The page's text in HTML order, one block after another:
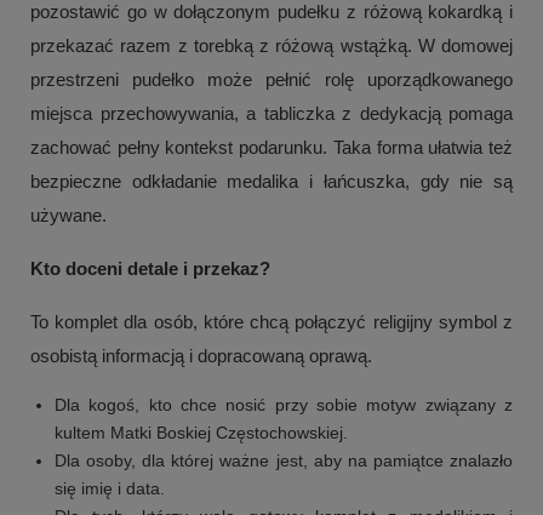
pozostawić go w dołączonym pudełku z różową kokardką i
przekazać razem z torebką z różową wstążką. W domowej
przestrzeni pudełko może pełnić rolę uporządkowanego
miejsca przechowywania, a tabliczka z dedykacją pomaga
zachować pełny kontekst podarunku. Taka forma ułatwia też
bezpieczne odkładanie medalika i łańcuszka, gdy nie są
używane.
Kto doceni detale i przekaz?
To komplet dla osób, które chcą połączyć religijny symbol z
osobistą informacją i dopracowaną oprawą.
Dla kogoś, kto chce nosić przy sobie motyw związany z
kultem Matki Boskiej Częstochowskiej.
Dla osoby, dla której ważne jest, aby na pamiątce znalazło
się imię i data.